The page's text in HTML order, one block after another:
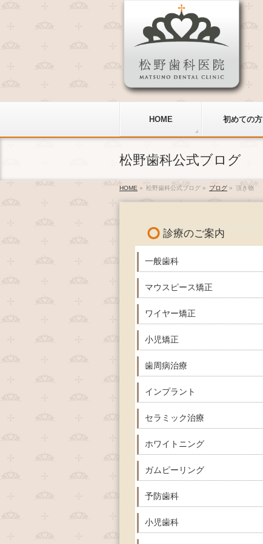
HOME 初めての方
松野歯科公式ブログ
HOME » 松野歯科公式ブログ » ブログ » 頂き物
診療のご案内
一般歯科
マウスピース矯正
ワイヤー矯正
小児矯正
歯周病治療
インプラント
セラミック治療
ホワイトニング
ガムピーリング
予防歯科
小児歯科